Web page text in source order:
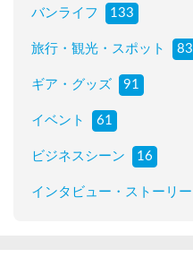
バンライフ 133
旅行・観光・スポット 83
ギア・グッズ 91
イベント 61
ビジネスシーン 16
インタビュー・ストーリー